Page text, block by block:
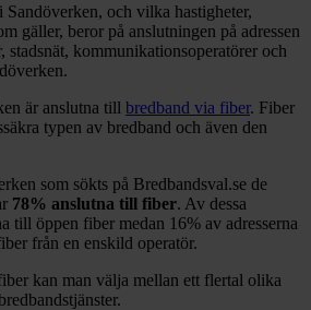
Sandöverken, och vilka hastigheter,
gäller, beror på anslutningen på adressen
stadsnät, kommunikationsoperatörer och
.
är anslutna till bredband via fiber. Fiber
typen av bredband och även den
som sökts på Bredbandsval.se de
78% anslutna till fiber. Av dessa
till öppen fiber medan 16% av adresserna
från en enskild operatör.
kan man välja mellan ett flertal olika